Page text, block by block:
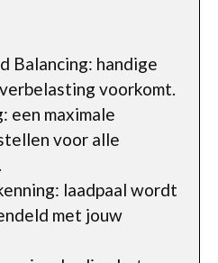
Balancing: handige
voorkomt.
een maximale
voor alle
laadpaal wordt
met jouw